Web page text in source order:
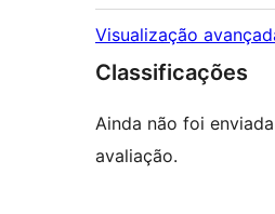
Visualização
Classificações
Ainda não foi
avaliação.